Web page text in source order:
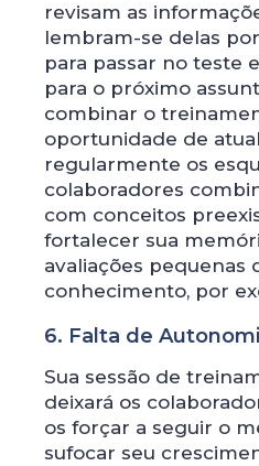
revisam as
lembram-se delas
para passar no teste
para o próximo
combinar o
oportunidade de
regularmente os
colaboradores
com conceitos
fortalecer sua
avaliações pequenas
conhecimento, por
6. Falta de
Sua sessão de
deixará os
os forçar a seguir o
sufocar seu